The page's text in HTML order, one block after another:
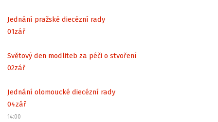
Jednání pražské diecézní rady
01zář
Světový den modliteb za péči o stvoření
02zář
Jednání olomoucké diecézní rady
04zář
14:00